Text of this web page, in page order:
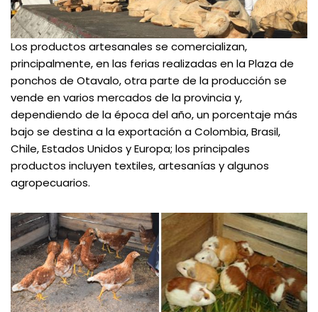
Los productos artesanales se comercializan,
principalmente, en las ferias realizadas en la Plaza de
ponchos de Otavalo, otra parte de la producción se
vende en varios mercados de la provincia y,
dependiendo de la época del año, un porcentaje más
bajo se destina a la exportación a Colombia, Brasil,
Chile, Estados Unidos y Europa; los principales
productos incluyen textiles, artesanías y algunos
agropecuarios.